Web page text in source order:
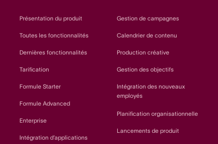
Présentation du produit
Toutes les fonctionnalités
Dernières fonctionnalités
Tarification
Formule Starter
Formule Advanced
Enterprise
Intégration d’applications
Gestion de campagnes
Calendrier de contenu
Production créative
Gestion des objectifs
Intégration des nouveaux
employés
Planification organisationnelle
Lancements de produit